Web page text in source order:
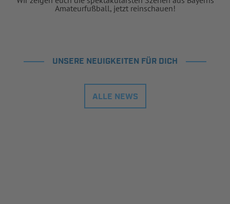
Amateurfußball, jetzt reinschauen!
UNSERE NEUIGKEITEN FÜR DICH
ALLE NEWS